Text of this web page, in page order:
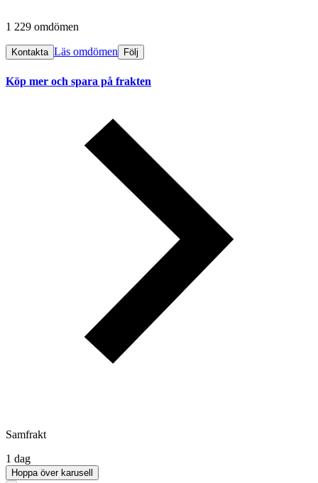
1 229 omdömen
Kontakta Läs omdömen Följ
Köp mer och spara på frakten
Samfrakt
1 dag
Hoppa över karusell